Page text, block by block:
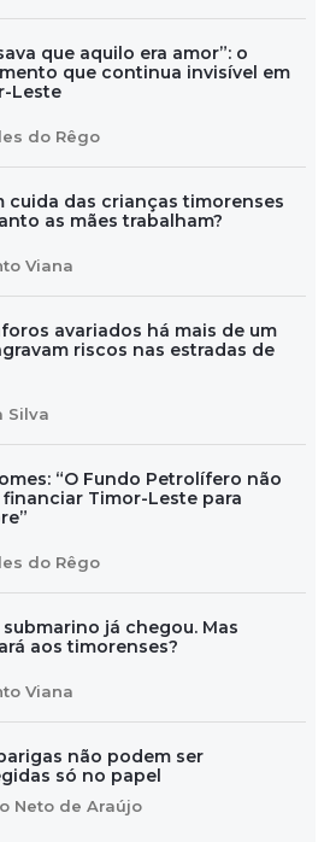
que aquilo era amor”: o
que continua invisível em
Leste
do Rêgo
cuida das crianças timorenses
as mães trabalham?
Viana
avariados há mais de um
riscos nas estradas de
Silva
“O Fundo Petrolífero não
Timor-Leste para
do Rêgo
submarino já chegou. Mas
aos timorenses?
Viana
não podem ser
só no papel
Neto de Araújo